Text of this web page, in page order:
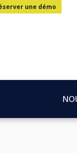
une démo